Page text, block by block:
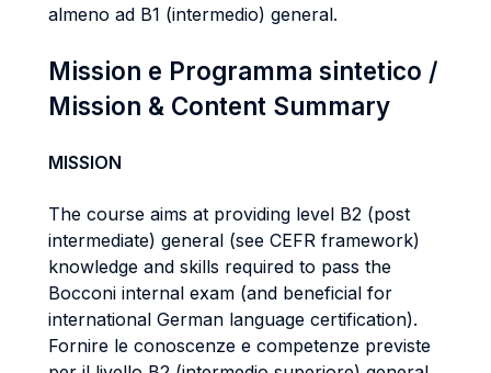
almeno ad B1 (intermedio) general.
Mission e Programma sintetico /
Mission & Content Summary
MISSION
The course aims at providing level B2 (post
intermediate) general (see CEFR framework)
knowledge and skills required to pass the
Bocconi internal exam (and beneficial for
international German language certification).
Fornire le conoscenze e competenze previste